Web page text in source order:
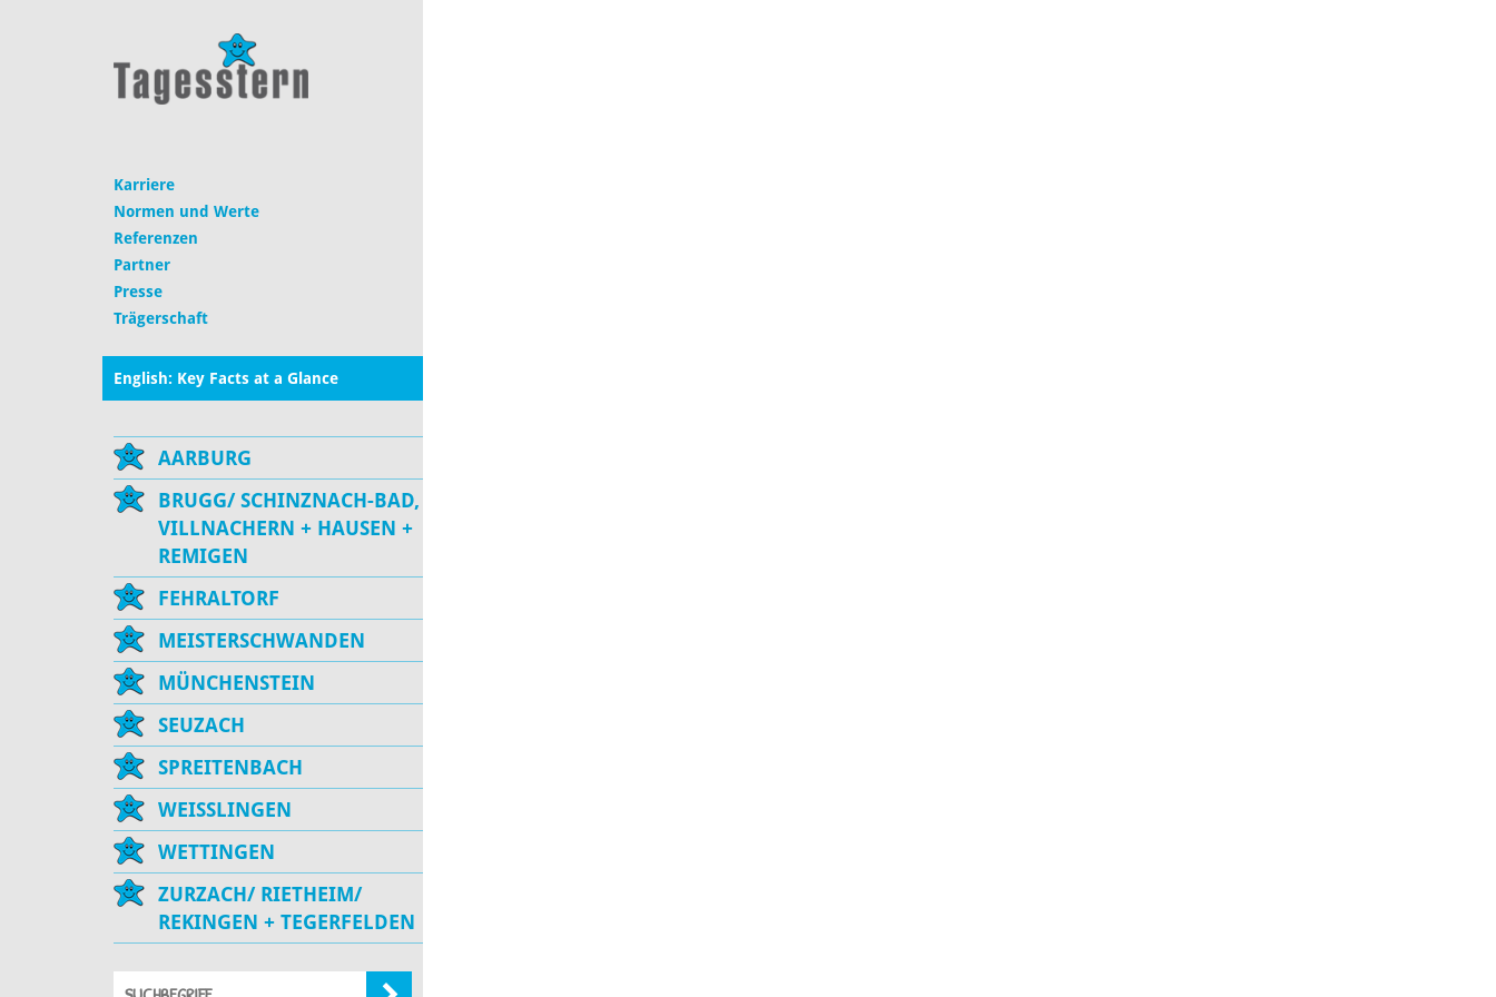
Karriere
Normen und Werte
Referenzen
Partner
Presse
Trägerschaft
English: Key Facts at a Glance
AARBURG
BRUGG/ SCHINZNACH-BAD,
VILLNACHERN + HAUSEN +
REMIGEN
FEHRALTORF
MEISTERSCHWANDEN
MÜNCHENSTEIN
SEUZACH
SPREITENBACH
WEISSLINGEN
WETTINGEN
ZURZACH/ RIETHEIM/
REKINGEN + TEGERFELDEN